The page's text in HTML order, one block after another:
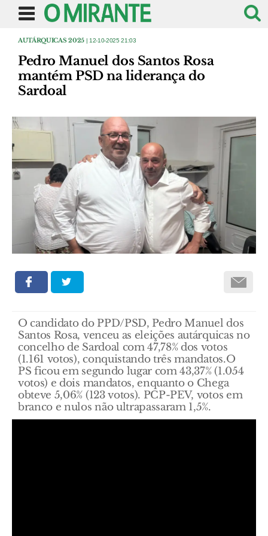
AUTÁRQUICAS 2025| 12-10-2025 21:03
Pedro Manuel dos Santos Rosa
mantém PSD na liderança do
Sardoal
O candidato do PPD/PSD, Pedro Manuel dos
Santos Rosa, venceu as eleições autárquicas no
concelho de Sardoal com 47,78% dos votos
(1.161 votos), conquistando três mandatos.O
PS ficou em segundo lugar com 43,37% (1.054
votos) e dois mandatos, enquanto o Chega
obteve 5,06% (123 votos). PCP-PEV, votos em
branco e nulos não ultrapassaram 1,5%.